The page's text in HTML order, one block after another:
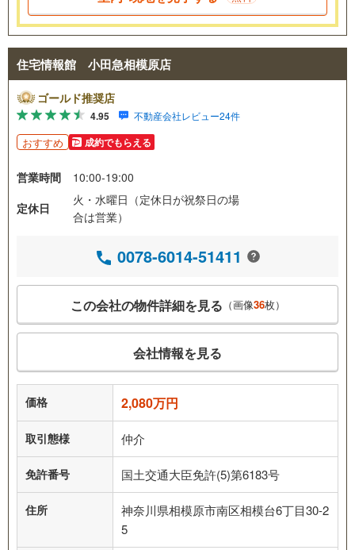
住宅情報館 小田急相模原店
ゴールド推奨店
4.95 不動産会社レビュー24件
おすすめ 成約でもらえる
営業時間
10:00-19:00
定休日
火・水曜日（定休日が祝祭日の場
合は営業）
0078-6014-51411
この会社の物件詳細を見る （画像36枚）
会社情報を見る
価格 2,080万円
取引態様 仲介
免許番号 国土交通大臣免許(5)第6183号
住所
神奈川県相模原市南区相模台6丁目30-2
5